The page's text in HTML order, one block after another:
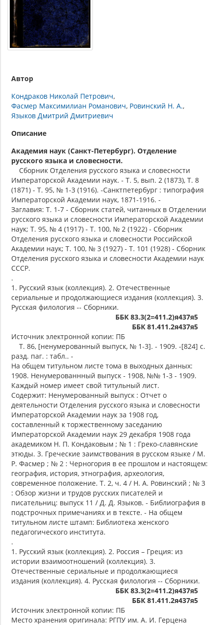
Автор
Кондраков Николай Петрович
Фасмер Максимилиан Романович Ровинский Н. А.
Языков Дмитрий Дмитриевич
Описание
Академия наук (Санкт-Петербург). Отделение
русского языка и словесности.
Сборник Отделения русского языка и словесности
Императорской Академии наук. - Т. 5, вып. 2 (1873), Т. 8
(1871) - Т. 95, № 1-3 (1916). -Санктпетербург : типография
Императорской Академии наук, 1871-1916. -
Заглавия: Т. 1-7 - Сборник статей, читанных в Отделении
русского языка и словесности Императорской Академии
наук; Т. 95, № 4 (1917) - Т. 100, № 2 (1922) - Сборник
Отделения русского языка и словесности Российской
Академии наук; Т. 100, № 3 (1927) - Т. 101 (1928) - Сборник
Отделения русского языка и словесности Академии наук
СССР.
.
1. Русский язык (коллекция). 2. Отечественные
сериальные и продолжающиеся издания (коллекция). 3.
Русская филология -- Сборники.
ББК 83.3(2=411.2)я437я5
ББК 81.411.2я437я5
Источник электронной копии: ПБ
Т. 86, [ненумерованный выпуск, № 1-3]. - 1909. -[824] с.
разд. паг. : табл.. -
На общем титульном листе тома в выходных данных:
1908. Ненумерованнный выпуск - 1908, №№ 1-3 - 1909.
Каждый номер имеет свой титульный лист.
Содержит: Ненумерованный выпуск : Отчет о
деятельности Отделения русского языка и словесности
Императорской Академии наук за 1908 год,
составленный к торжественному заседанию
Императорской Академии наук 29 декабря 1908 года
академиком Н. П. Кондаковым ; № 1 : Греко-славянские
этюды. 3. Греческие заимствования в русском языке / М.
Р. Фасмер ; № 2 : Черногория в ее прошлом и настоящем:
география, история, этнография, археология,
современное положение. Т. 2, ч. 4 / Н. А. Ровинский ; № 3
: Обзор жизни и трудов русских писателей и
писательниц: выпуск 11 / Д. Д. Языков. - Библиография в
подстрочных примечаниях и в тексте. - На общем
титульном листе штамп: Библиотека женского
педагогического института.
.
1. Русский язык (коллекция). 2. Россия – Греция: из
истории взаимоотношений (коллекция). 3.
Отечественные сериальные и продолжающиеся
издания (коллекция). 4. Русская филология -- Сборники.
ББК 83.3(2=411.2)я437я5
ББК 81.411.2я437я5
Источник электронной копии: ПБ
Место хранения оригинала: РГПУ им. А. И. Герцена